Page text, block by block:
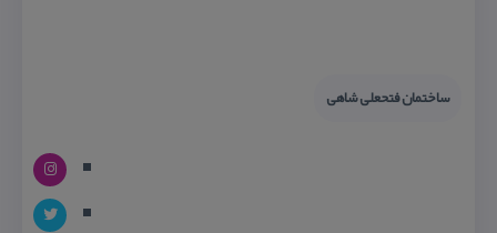
ساختمان فتحعلی شاهی